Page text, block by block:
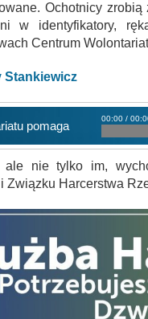
Ochotnicy
w identyfikatory,
Centrum
Stankiewicz
pomaga
00:00 /
ale nie tylko im,
Związku Harcerstwa